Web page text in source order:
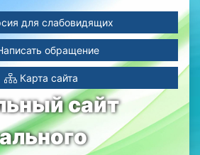
сайт
для слабовидящих
обращение
Карта сайта